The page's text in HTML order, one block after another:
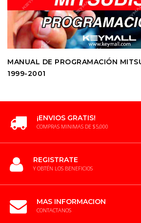
MANUAL DE PROGRAMACIÓN
1999-2001
¡ENVIOS GRATIS!
COMPRAS MINIMAS DE $5,000
REGISTRATE
Y OBTÉN LOS BENEFICIOS
MAS INFORMACION
CONTACTANOS